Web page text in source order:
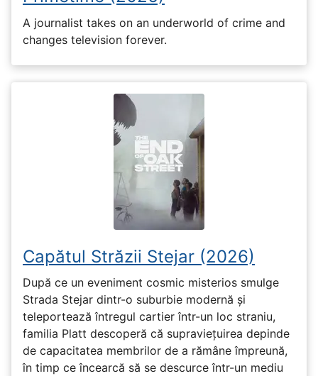
A journalist takes on an underworld of crime and
changes television forever.
Capătul Străzii Stejar (2026)
După ce un eveniment cosmic misterios smulge
Strada Stejar dintr-o suburbie modernă și
teleportează întregul cartier într-un loc straniu,
familia Platt descoperă că supraviețuirea depinde
de capacitatea membrilor de a rămâne împreună,
în timp ce încearcă să se descurce într-un mediu